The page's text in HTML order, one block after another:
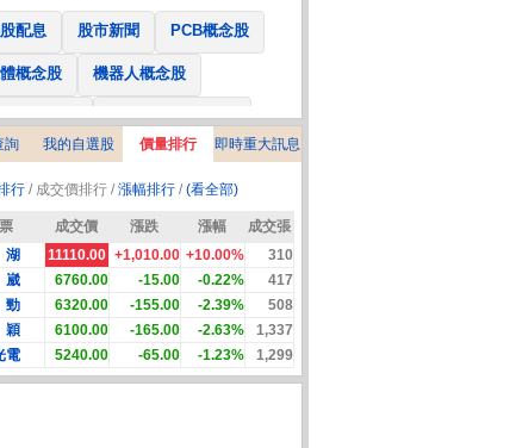
配息 股市新聞 PCB概念股
概念股 機器人概念股
星概念股 CPO、BBU概念股
融股配息 AI眼鏡概念股
念股 儲能概念股 甲骨文概念股
會紀念品
詢 我的自選股 價量排行 即時重大訊息
行/ 成交價排行 /漲幅排行/(看全部)
成交價 漲跌 漲幅
成交張
11110.00 +1,010.00 +10.00%
310
6760.00 -15.00 -0.22%
417
6320.00 -155.00 -2.39%
508
6100.00 -165.00 -2.63%
1,337
電
5240.00 -65.00 -1.23% 1,299